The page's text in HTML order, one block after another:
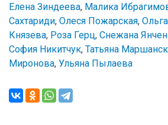
Елена Зиндеева, Малика
Сахтариди, Олеся Пожарская,
Князева, Роза Герц, Снежана
София Никитчук, Татьяна
Миронова, Ульяна Пылаева